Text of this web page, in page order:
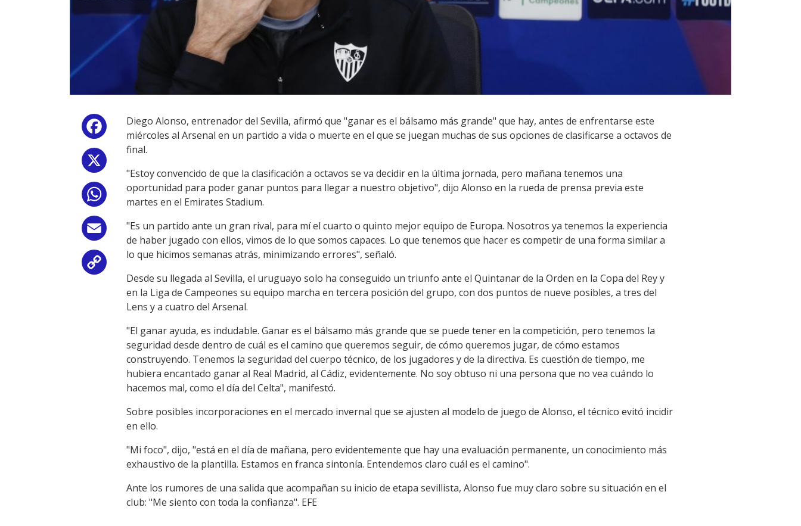
Facebook
WhatsApp
Email
Link
Diego Alonso, entrenador del Sevilla, afirmó que "ganar es el bálsamo más grande" que hay, antes de enfrentarse este
miércoles al Arsenal en un partido a vida o muerte en el que se juegan muchas de sus opciones de clasificarse a octavos de
final.
"Estoy convencido de que la clasificación a octavos se va decidir en la última jornada, pero mañana tenemos una
oportunidad para poder ganar puntos para llegar a nuestro objetivo", dijo Alonso en la rueda de prensa previa este
martes en el Emirates Stadium.
"Es un partido ante un gran rival, para mí el cuarto o quinto mejor equipo de Europa. Nosotros ya tenemos la experiencia
de haber jugado con ellos, vimos de lo que somos capaces. Lo que tenemos que hacer es competir de una forma similar a
lo que hicimos semanas atrás, minimizando errores", señaló.
Desde su llegada al Sevilla, el uruguayo solo ha conseguido un triunfo ante el Quintanar de la Orden en la Copa del Rey y
en la Liga de Campeones su equipo marcha en tercera posición del grupo, con dos puntos de nueve posibles, a tres del
Lens y a cuatro del Arsenal.
"El ganar ayuda, es indudable. Ganar es el bálsamo más grande que se puede tener en la competición, pero tenemos la
seguridad desde dentro de cuál es el camino que queremos seguir, de cómo queremos jugar, de cómo estamos
construyendo. Tenemos la seguridad del cuerpo técnico, de los jugadores y de la directiva. Es cuestión de tiempo, me
hubiera encantado ganar al Real Madrid, al Cádiz, evidentemente. No soy obtuso ni una persona que no vea cuándo lo
hacemos mal, como el día del Celta", manifestó.
Sobre posibles incorporaciones en el mercado invernal que se ajusten al modelo de juego de Alonso, el técnico evitó incidir
en ello.
"Mi foco", dijo, "está en el día de mañana, pero evidentemente que hay una evaluación permanente, un conocimiento más
exhaustivo de la plantilla. Estamos en franca sintonía. Entendemos claro cuál es el camino".
Ante los rumores de una salida que acompañan su inicio de etapa sevillista, Alonso fue muy claro sobre su situación en el
club: "Me siento con toda la confianza". EFE